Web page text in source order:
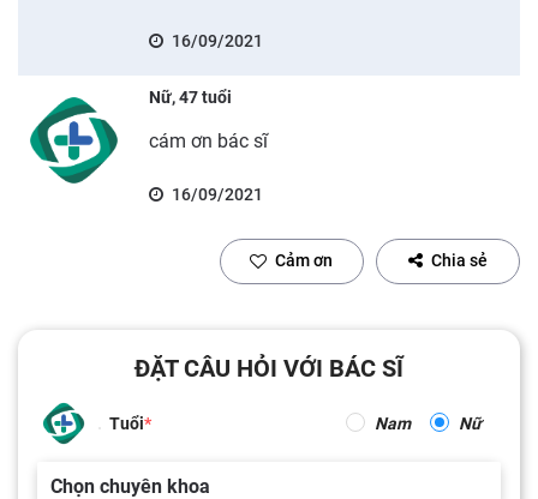
16/09/2021
Nữ, 47 tuổi
cám ơn bác sĩ
16/09/2021
Cảm ơn Chia sẻ
ĐẶT CÂU HỎI VỚI BÁC SĨ
Tuổi Nam Nữ
Chọn chuyên khoa